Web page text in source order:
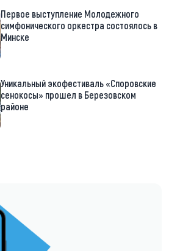
Первое выступление Молодежного
симфонического оркестра состоялось в
Минске
Уникальный экофестиваль «Споровские
сенокосы» прошел в Березовском
районе